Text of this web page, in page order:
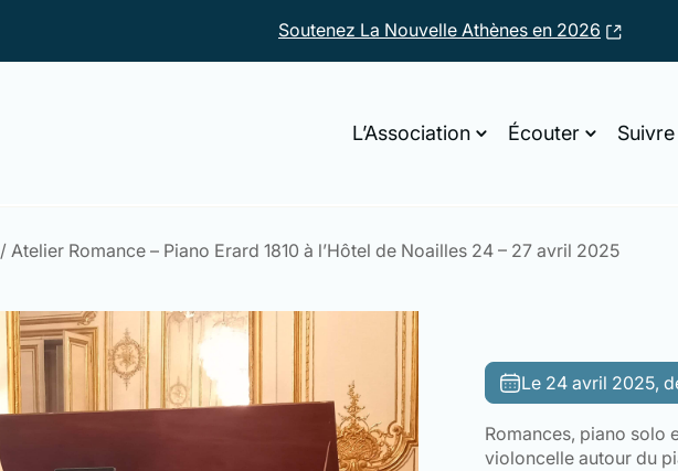
Soutenez La Nouvelle Athènes en 2026
L’Association Écouter Suivre
/ Atelier Romance – Piano Erard 1810 à l’Hôtel de Noailles 24 – 27 avril 2025
Le 24 avril 2025,
Romances, piano solo
violoncelle autour du